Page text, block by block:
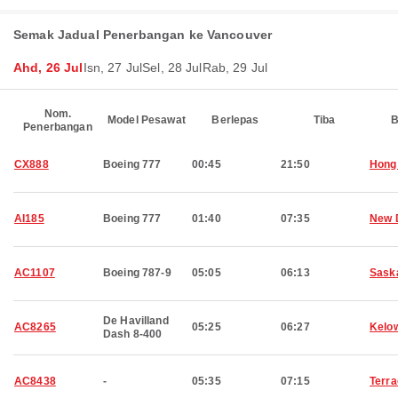
Semak Jadual Penerbangan ke Vancouver
Ahd, 26 JulIsn, 27 JulSel, 28 JulRab, 29 Jul
Nom.
Penerbangan
Model Pesawat Berlepas Tiba
CX888 Boeing 777 00:45 21:50
AI185 Boeing 777 01:40 07:35 New
AC1107 Boeing 787-9 05:05 06:13
AC8265
De Havilland
Dash 8-400
05:25 06:27
AC8438 - 05:35 07:15